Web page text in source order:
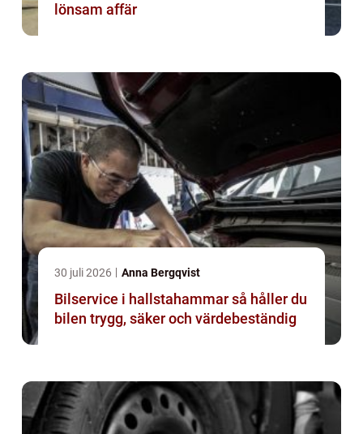
lönsam affär
30 juli 2026 Anna Bergqvist
Bilservice i hallstahammar så håller du
bilen trygg, säker och värdebeständig